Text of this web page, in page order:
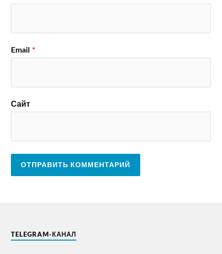
Email *
Сайт
TELEGRAM-КАНАЛ